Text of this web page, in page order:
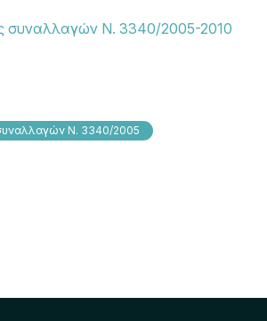
συναλλαγών Ν. 3340/2005-2010
Ν. 3340/2005